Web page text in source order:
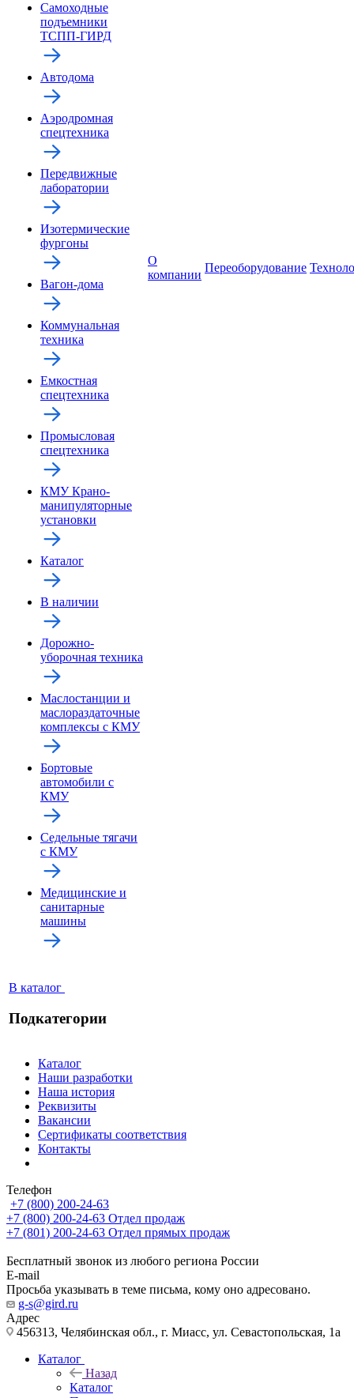
Самоходные
подъемники
ТСПП-ГИРД
Автодома
Аэродромная
спецтехника
Передвижные
лаборатории
Изотермические
фургоны
Вагон-дома
Коммунальная
техника
Емкостная
спецтехника
Промысловая
спецтехника
КМУ Крано-
манипуляторные
установки
Каталог
В наличии
Дорожно-
уборочная техника
Маслостанции и
маслораздаточные
комплексы с КМУ
Бортовые
автомобили с
КМУ
Седельные тягачи
с КМУ
Медицинские и
санитарные
машины
В каталог
Подкатегории
О
компании
Переоборудование
Каталог
Наши разработки
Наша история
Реквизиты
Вакансии
Сертификаты соответствия
Контакты
Телефон
+7 (800) 200-24-63
+7 (800) 200-24-63 Отдел продаж
+7 (801) 200-24-63 Отдел прямых продаж
Бесплатный звонок из любого региона России
E-mail
Просьба указывать в теме письма, кому оно адресовано.
g-s@gird.ru
Адрес
456313, Челябинская обл., г. Миасс, ул. Севастопольская, 1а
Каталог
Назад
Каталог